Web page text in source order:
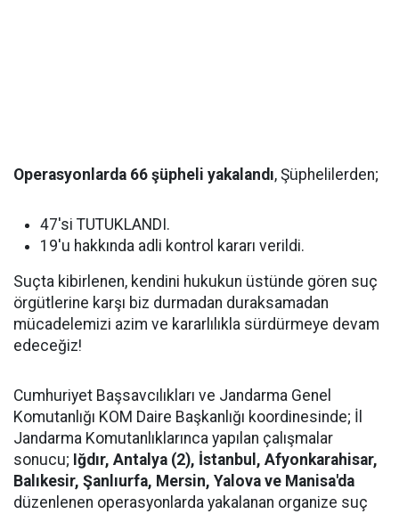
Operasyonlarda 66 şüpheli yakalandı, Şüphelilerden;
47'si TUTUKLANDI.
19'u hakkında adli kontrol kararı verildi.
Suçta kibirlenen, kendini hukukun üstünde gören suç
örgütlerine karşı biz durmadan duraksamadan
mücadelemizi azim ve kararlılıkla sürdürmeye devam
edeceğiz!
Cumhuriyet Başsavcılıkları ve Jandarma Genel
Komutanlığı KOM Daire Başkanlığı koordinesinde; İl
Jandarma Komutanlıklarınca yapılan çalışmalar
sonucu; Iğdır, Antalya (2), İstanbul, Afyonkarahisar,
Balıkesir, Şanlıurfa, Mersin, Yalova ve Manisa'da
düzenlenen operasyonlarda yakalanan organize suç